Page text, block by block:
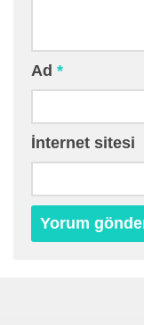
Ad *
İnternet sitesi